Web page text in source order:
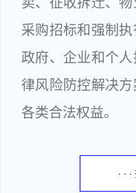
采购招标和强制
政府、企业和个
律风险防控解决
各类合法权益。
· ·